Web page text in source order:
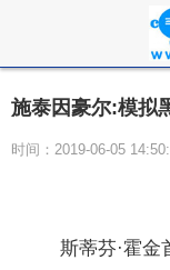
施泰因豪尔:模拟
时间：2019-06-05
斯蒂芬·霍金